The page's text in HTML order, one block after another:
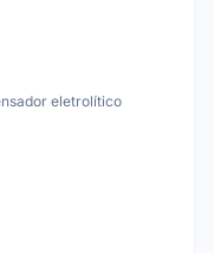
eletrolítico